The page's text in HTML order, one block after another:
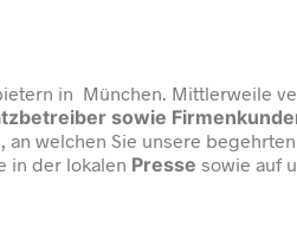
in München. Mittlerweile
sowie
, an welchen Sie unsere
in der lokalen Presse sowie auf